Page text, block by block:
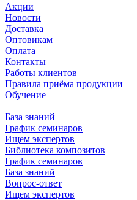
Акции
Новости
Доставка
Оптовикам
Оплата
Контакты
Работы клиентов
Правила приёма продукции
Обучение
База знаний
График семинаров
Ищем экспертов
Библиотека композитов
График семинаров
База знаний
Вопрос-ответ
Ищем экспертов